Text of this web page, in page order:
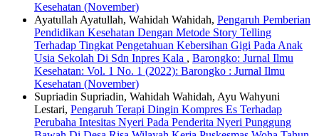
Kesehatan (November)
Ayatullah Ayatullah, Wahidah Wahidah, Pengaruh Pemberian
Pendidikan Kesehatan Dengan Metode Story Telling
Terhadap Tingkat Pengetahuan Kebersihan Gigi Pada Anak
Usia Sekolah Di Sdn Inpres Kala , Barongko: Jurnal Ilmu
Kesehatan: Vol. 1 No. 1 (2022): Barongko : Jurnal Ilmu
Kesehatan (November)
Supriadin Supriadin, Wahidah Wahidah, Ayu Wahyuni
Lestari, Pengaruh Terapi Dingin Kompres Es Terhadap
Perubaha Intesitas Nyeri Pada Penderita Nyeri Punggung